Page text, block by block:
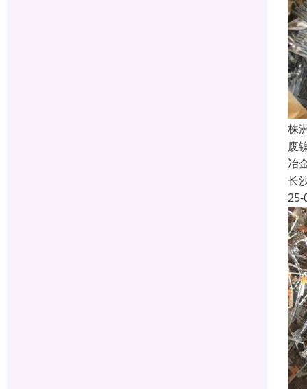
株
废
冶
长
25-